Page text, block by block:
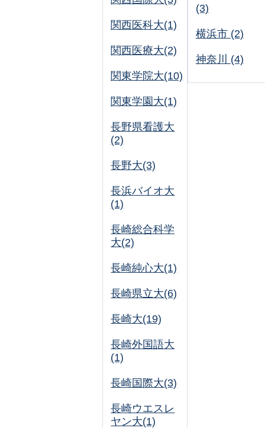
関西医科大(1)
関西医療大(2)
関東学院大(10)
関東学園大(1)
長野県看護大
(2)
長野大(3)
長浜バイオ大
(1)
長崎総合科学
大(2)
長崎純心大(1)
長崎県立大(6)
長崎大(19)
長崎外国語大
(1)
長崎国際大(3)
長崎ウエスレ
ヤン大(1)
(3)
横浜市 (2)
神奈川 (4)